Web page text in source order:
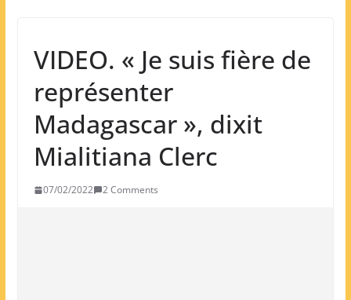
VIDEO. « Je suis fière de
représenter
Madagascar », dixit
Mialitiana Clerc
07/02/2022 2 Comments